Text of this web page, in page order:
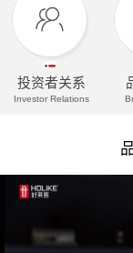
投资者关系
Investor Relations